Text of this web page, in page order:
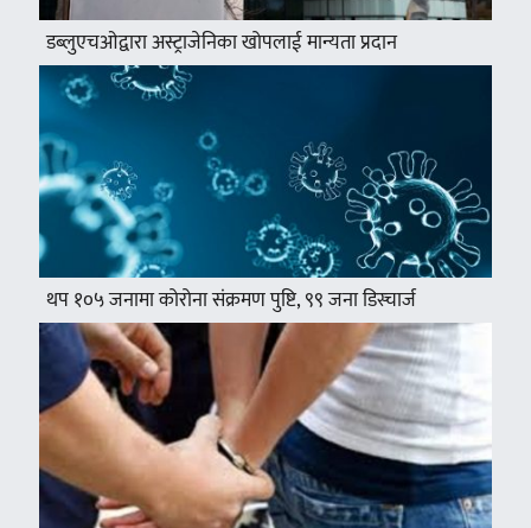
डब्लुएचओद्वारा अस्ट्राजेनिका खोपलाई मान्यता प्रदान
थप १०५ जनामा कोरोना संक्रमण पुष्टि, ९९ जना डिस्चार्ज